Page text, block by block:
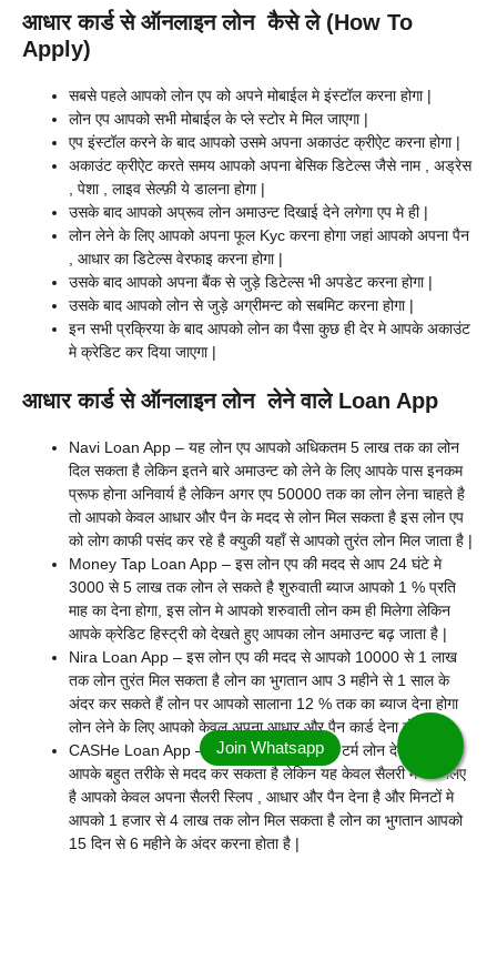
आधार कार्ड से ऑनलाइन लोन कैसे ले (How To
Apply)
सबसे पहले आपको लोन एप को अपने मोबाईल मे इंस्टॉल करना होगा |
लोन एप आपको सभी मोबाईल के प्ले स्टोर मे मिल जाएगा |
एप इंस्टॉल करने के बाद आपको उसमे अपना अकाउंट क्रीऐट करना होगा |
अकाउंट क्रीऐट करते समय आपको अपना बेसिक डिटेल्स जैसे नाम , अड्रेस
, पेशा , लाइव सेल्फ़ी ये डालना होगा |
उसके बाद आपको अप्रूव लोन अमाउन्ट दिखाई देने लगेगा एप मे ही |
लोन लेने के लिए आपको अपना फूल Kyc करना होगा जहां आपको अपना पैन
, आधार का डिटेल्स वेरफाइ करना होगा |
उसके बाद आपको अपना बैंक से जुड़े डिटेल्स भी अपडेट करना होगा |
उसके बाद आपको लोन से जुड़े अग्रीमन्ट को सबमिट करना होगा |
इन सभी प्रक्रिया के बाद आपको लोन का पैसा कुछ ही देर मे आपके अकाउंट
मे क्रेडिट कर दिया जाएगा |
आधार कार्ड से ऑनलाइन लोन लेने वाले Loan App
Navi Loan App – यह लोन एप आपको अधिकतम 5 लाख तक का लोन
दिल सकता है लेकिन इतने बारे अमाउन्ट को लेने के लिए आपके पास इनकम
प्रूफ होना अनिवार्य है लेकिन अगर एप 50000 तक का लोन लेना चाहते है
तो आपको केवल आधार और पैन के मदद से लोन मिल सकता है इस लोन एप
को लोग काफी पसंद कर रहे है क्युकी यहाँ से आपको तुरंत लोन मिल जाता है |
Money Tap Loan App – इस लोन एप की मदद से आप 24 घंटे मे
3000 से 5 लाख तक लोन ले सकते है शुरुवाती ब्याज आपको 1 % प्रति
माह का देना होगा, इस लोन मे आपको शरुवाती लोन कम ही मिलेगा लेकिन
आपके क्रेडिट हिस्ट्री को देखते हुए आपका लोन अमाउन्ट बढ़ जाता है |
Nira Loan App – इस लोन एप की मदद से आपको 10000 से 1 लाख
तक लोन तुरंत मिल सकता है लोन का भुगतान आप 3 महीने से 1 साल के
अंदर कर सकते हैं लोन पर आपको सालाना 12 % तक का ब्याज देना होगा
लोन लेने के लिए आपको केवल अपना आधार और पैन कार्ड देना होगा |
CASHe Loan App – यह लोन एप आपको शॉर्ट टर्म लोन देती है जोकि
आपके बहुत तरीके से मदद कर सकता है लेकिन यह केवल सैलरी मेन के लिए
है आपको केवल अपना सैलरी स्लिप , आधार और पैन देना है और मिनटों मे
आपको 1 हजार से 4 लाख तक लोन मिल सकता है लोन का भुगतान आपको
15 दिन से 6 महीने के अंदर करना होता है |